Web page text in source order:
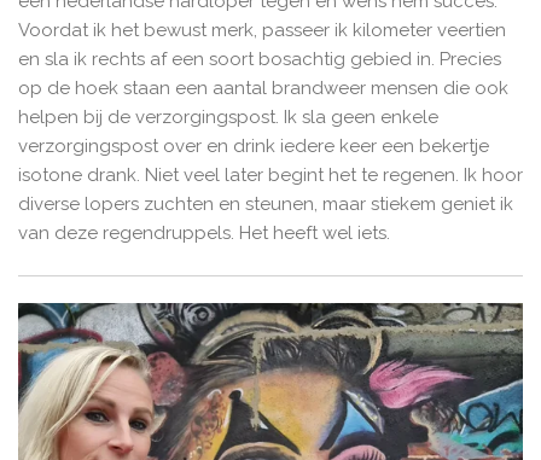
Voordat ik het bewust merk, passeer ik kilometer veertien
en sla ik rechts af een soort bosachtig gebied in. Precies
op de hoek staan een aantal brandweer mensen die ook
helpen bij de verzorgingspost. Ik sla geen enkele
verzorgingspost over en drink iedere keer een bekertje
isotone drank. Niet veel later begint het te regenen. Ik hoor
diverse lopers zuchten en steunen, maar stiekem geniet ik
van deze regendruppels. Het heeft wel iets.